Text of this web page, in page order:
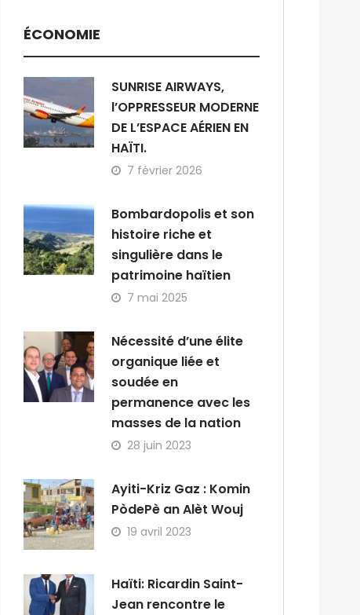
ÉCONOMIE
SUNRISE AIRWAYS,
l’OPPRESSEUR MODERNE
DE L’ESPACE AÉRIEN EN
HAÏTI.
7 février 2026
Bombardopolis et son
histoire riche et
singulière dans le
patrimoine haïtien
7 mai 2025
Nécessité d’une élite
organique liée et
soudée en
permanence avec les
masses de la nation
28 juin 2023
Ayiti-Kriz Gaz : Komin
PòdePè an Alèt Wouj
19 avril 2023
Haïti: Ricardin Saint-
Jean rencontre le